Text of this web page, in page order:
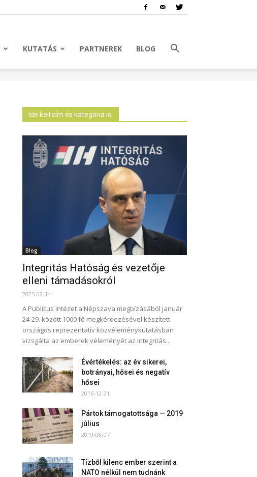
KUTATÁS PARTNEREK BLOG
Ide kell cím és kategória is.
Blog
Integritás Hatóság és vezetője
elleni támadásokról
2025-02-14
A Publicus Intézet a Népszava megbízásából január
24-29. között 1000 fő megkérdezésével készített
országos reprezentatív közvéleménykutatásban
vizsgálta az emberek véleményét az Integritás...
Évértékelés: az év sikerei,
botrányai, hősei és negatív
hősei
2016-12-31
Pártok támogatottsága — 2019
július
2019-08-07
Tízből kilenc ember szerint a
NATO nélkül nem tudnánk